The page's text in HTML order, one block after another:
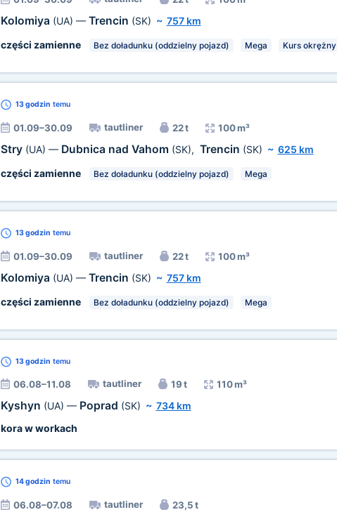
Kolomiya (UA) — Trencin (SK) ~ 757 km
części zamienne
Bez doładunku (oddzielny pojazd) Mega Kurs okrężny
13 godzin temu
01.09–30.09 tautliner 22 t 100 m³
Stry (UA) — Dubnica nad Vahom (SK), Trencin (SK) ~ 625 km
części zamienne
Bez doładunku (oddzielny pojazd) Mega
13 godzin temu
01.09–30.09 tautliner 22 t 100 m³
Kolomiya (UA) — Trencin (SK) ~ 757 km
części zamienne
Bez doładunku (oddzielny pojazd) Mega
13 godzin temu
06.08–11.08 tautliner 19 t 110 m³
Kyshyn (UA) — Poprad (SK) ~ 734 km
kora w workach
14 godzin temu
06.08–07.08 tautliner 23,5 t